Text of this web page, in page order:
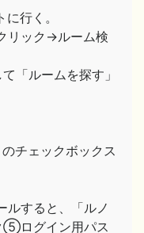
行く。
リック→ルーム検
「ルームを探す」
チェックボックス
すると、「ルノ
⑤ログイン用パス